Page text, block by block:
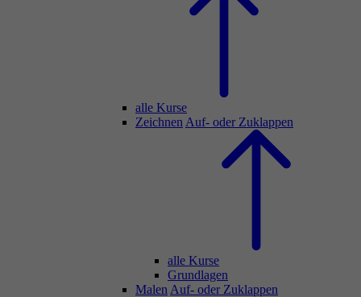
alle Kurse
Zeichnen Auf- oder Zuklappen
alle Kurse
Grundlagen
Malen Auf- oder Zuklappen